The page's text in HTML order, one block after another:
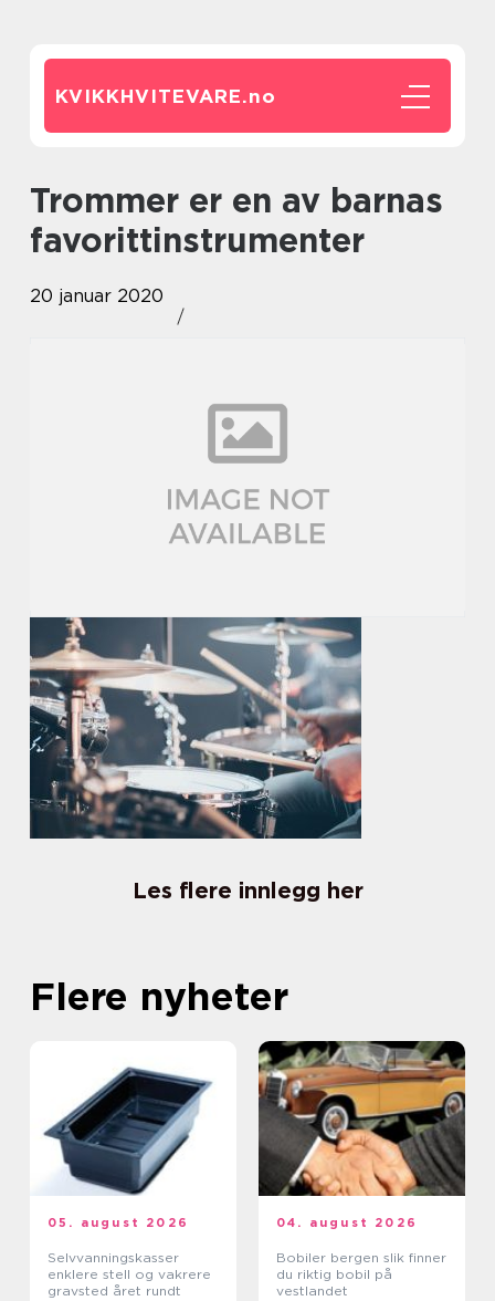
KVIKKHVITEVARE.no
Trommer er en av barnas
favorittinstrumenter
20 januar 2020
Les flere innlegg her
Flere nyheter
05. august 2026
Selvvanningskasser
enklere stell og vakrere
gravsted året rundt
04. august 2026
Bobiler bergen slik finner
du riktig bobil på
vestlandet